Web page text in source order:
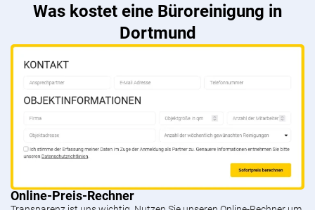
Was kostet eine Büroreinigung in
Dortmund
Online-Preis-Rechner